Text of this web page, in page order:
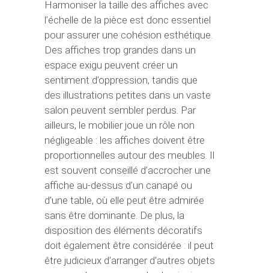
Harmoniser la taille des affiches avec
l’échelle de la pièce est donc essentiel
pour assurer une cohésion esthétique.
Des affiches trop grandes dans un
espace exigu peuvent créer un
sentiment d’oppression, tandis que
des illustrations petites dans un vaste
salon peuvent sembler perdus. Par
ailleurs, le mobilier joue un rôle non
négligeable : les affiches doivent être
proportionnelles autour des meubles. Il
est souvent conseillé d’accrocher une
affiche au-dessus d’un canapé ou
d’une table, où elle peut être admirée
sans être dominante. De plus, la
disposition des éléments décoratifs
doit également être considérée : il peut
être judicieux d’arranger d’autres objets